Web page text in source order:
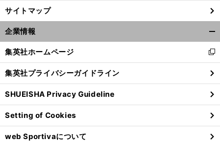
サイトマップ
企業情報
閉
る
集英社ホームページ
新
し
い
ウ
ィ
ン
ド
ウ
で
集英社プライバシーガイドライン
SHUEISHA Privacy Guideline
Setting of Cookies
web Sportivaについて